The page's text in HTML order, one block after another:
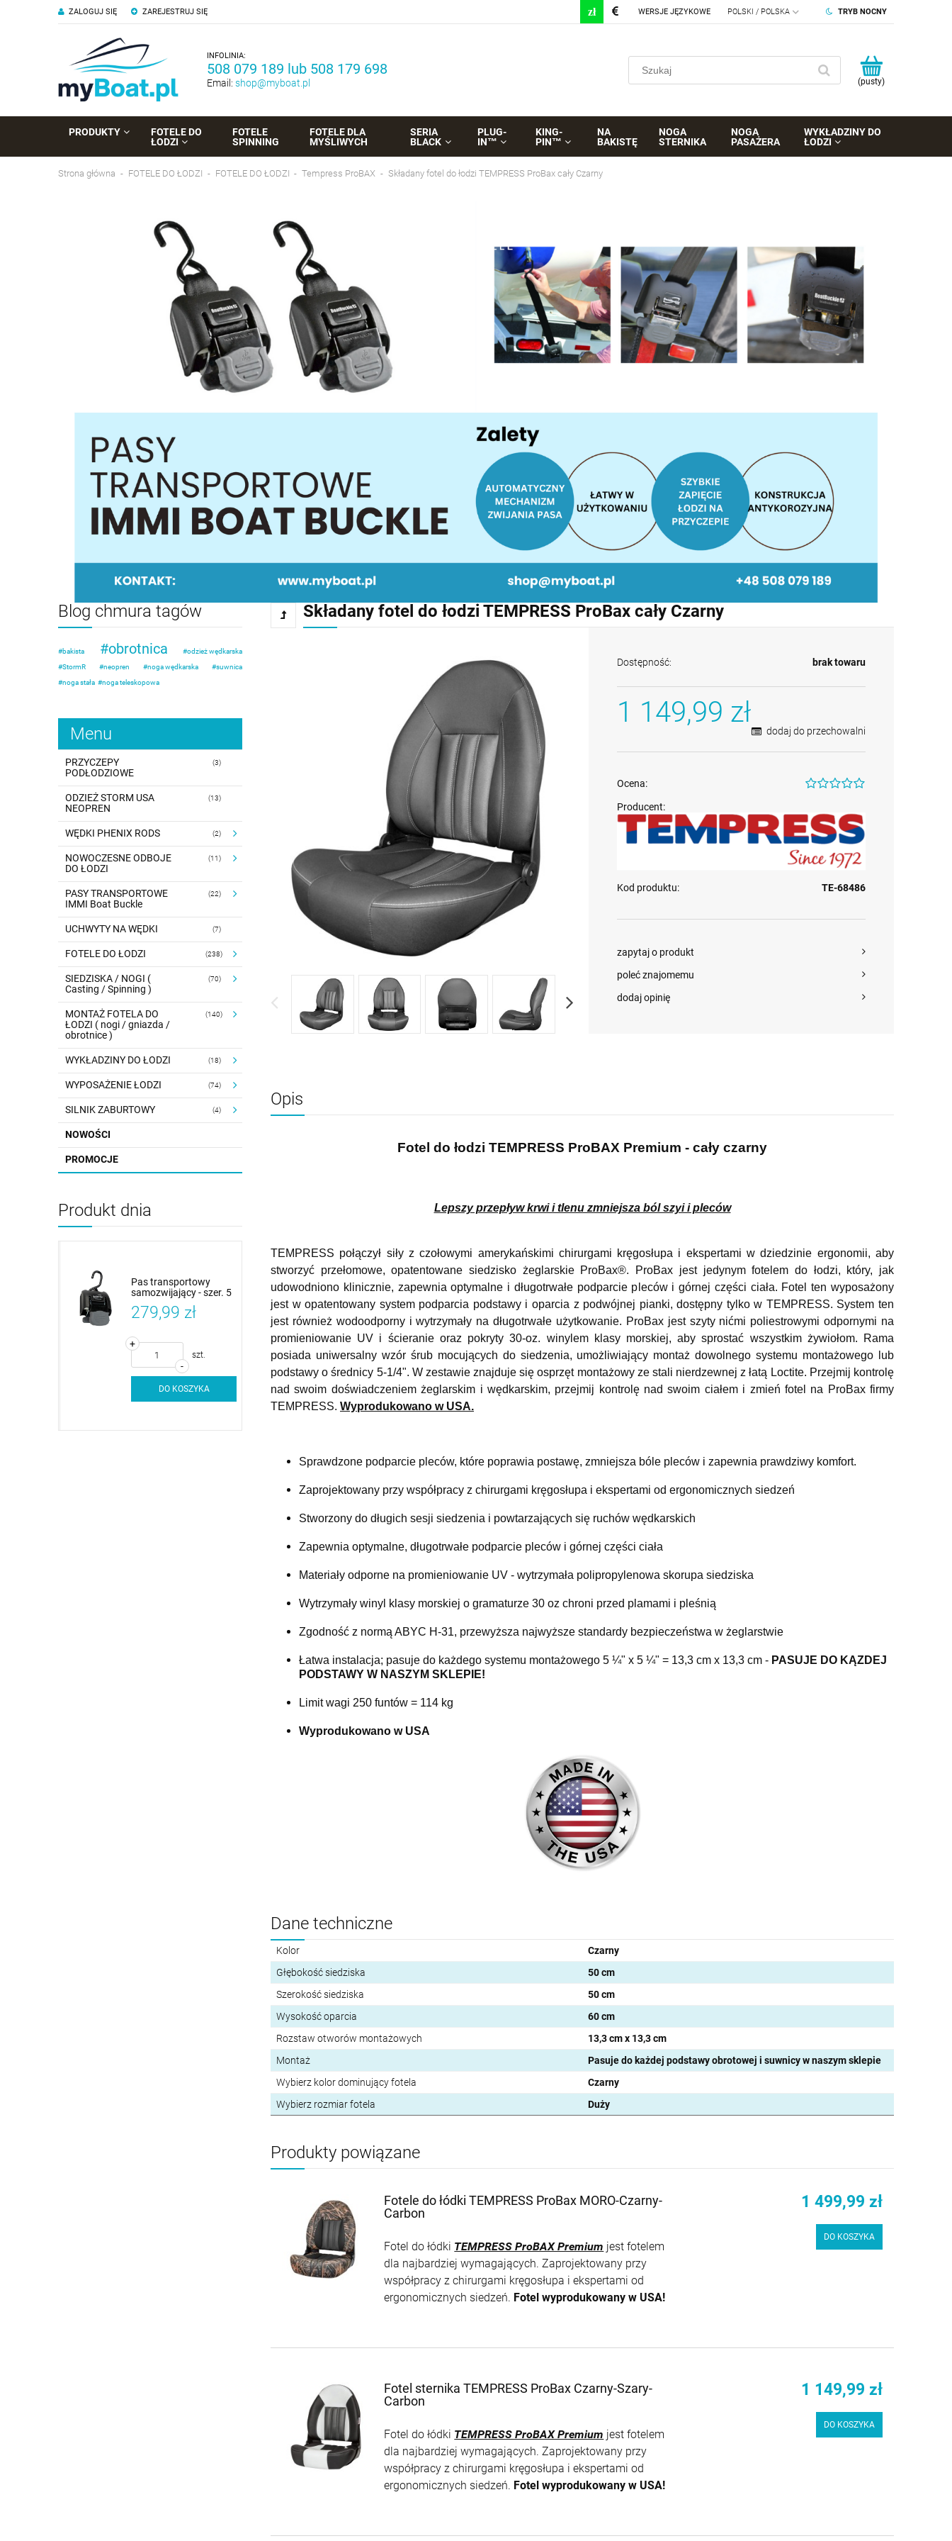
ZAREJESTRUJ SIĘ
ZALOGUJ SIĘ TRYB NOCNY
WERSJE JĘZYKOWE
INFOLINIA:
508 079 189 lub 508 179 698
Email: shop@myboat.pl (pusty)
PRODUKTY
FOTELE DO
ŁODZI
FOTELE
SPINNING
FOTELE DLA
MYŚLIWYCH
SERIA
BLACK
PLUG-
IN™
KING-
PIN™
NA
BAKISTĘ
NOGA
STERNIKA
NOGA
PASAŻERA
WYKŁADZINY DO
ŁODZI
Strona główna FOTELE DO ŁODZI FOTELE DO ŁODZI Tempress ProBAX Składany fotel do łodzi TEMPRESS ProBax cały Czarny
Blog chmura tagów
bakista obrotnica
odzież wędkarska
StormR
neopren noga wędkarska
suwnica
noga stała
noga teleskopowa
Menu
PRZYCZEPY
PODŁODZIOWE
(3)
ODZIEŻ STORM USA
NEOPREN
(13)
WĘDKI PHENIX RODS (2)
NOWOCZESNE ODBOJE
DO ŁODZI
(11)
PASY TRANSPORTOWE
IMMI Boat Buckle
(22)
UCHWYTY NA WĘDKI (7)
FOTELE DO ŁODZI (238)
SIEDZISKA / NOGI (
Casting / Spinning )
(70)
MONTAŻ FOTELA DO
ŁODZI ( nogi / gniazda /
obrotnice )
(140)
WYKŁADZINY DO ŁODZI (18)
WYPOSAŻENIE ŁODZI (74)
SILNIK ZABURTOWY (4)
NOWOŚCI
PROMOCJE
Produkt dnia
Pas transportowy
samozwijający - szer. 5
cm, dł. 110 cm -
NAJCZĘŚCIEJ
WYBIERANY PAS
PRZEZ KLIENTÓW
279,99 zł
-
+
szt.
DO KOSZYKA
Seria BLACK Knaga do
łodzi składana ze stali
nierdzewnej - dł. 115
249,99 zł
+
szt.
DO KOSZYKA
Seria BLACK Obrotowa
podstawa fotela z
blokadą obrotu pod
nogę fotela 2-3/8 cala
249,99 zł
+
szt.
DO KOSZYKA
Składany fotel
spinningowy PREMIUM
Grafitowy Siedzisko
Springfield
399,99 zł
-
+
szt.
DO KOSZYKA
Składany fotel do łodzi TEMPRESS ProBax cały Czarny
Dostępność: brak towaru
1 149,99 zł
dodaj do przechowalni
Ocena:
Producent:
Kod produktu: TE-68486
zapytaj o produkt
poleć znajomemu
dodaj opinię
Opis
Fotel do łodzi TEMPRESS ProBAX Premium - cały czarny
Lepszy przepływ krwi i tlenu zmniejsza ból szyi i pleców
TEMPRESS połączył siły z czołowymi amerykańskimi chirurgami kręgosłupa i ekspertami w dziedzinie ergonomii, aby
stworzyć przełomowe, opatentowane siedzisko żeglarskie ProBax®. ProBax jest jedynym fotelem do łodzi, który, jak
udowodniono klinicznie, zapewnia optymalne i długotrwałe podparcie pleców i górnej części ciała. Fotel ten wyposażony
jest w opatentowany system podparcia podstawy i oparcia z podwójnej pianki, dostępny tylko w TEMPRESS. System ten
jest również wodoodporny i wytrzymały na długotrwałe użytkowanie. ProBax jest szyty nićmi poliestrowymi odpornymi na
promieniowanie UV i ścieranie oraz pokryty 30-oz. winylem klasy morskiej, aby sprostać wszystkim żywiołom. Rama
posiada uniwersalny wzór śrub mocujących do siedzenia, umożliwiający montaż dowolnego systemu montażowego lub
podstawy o średnicy 5-1/4". W zestawie znajduje się osprzęt montażowy ze stali nierdzewnej z łatą Loctite. Przejmij kontrolę
nad swoim doświadczeniem żeglarskim i wędkarskim, przejmij kontrolę nad swoim ciałem i zmień fotel na ProBax firmy
TEMPRESS. Wyprodukowano w USA.
Sprawdzone podparcie pleców, które poprawia postawę, zmniejsza bóle pleców i zapewnia prawdziwy komfort.
Zaprojektowany przy współpracy z chirurgami kręgosłupa i ekspertami od ergonomicznych siedzeń
Stworzony do długich sesji siedzenia i powtarzających się ruchów wędkarskich
Zapewnia optymalne, długotrwałe podparcie pleców i górnej części ciała
Materiały odporne na promieniowanie UV - wytrzymała polipropylenowa skorupa siedziska
Wytrzymały winyl klasy morskiej o gramaturze 30 oz chroni przed plamami i pleśnią
Zgodność z normą ABYC H-31, przewyższa najwyższe standardy bezpieczeństwa w żeglarstwie
Łatwa instalacja; pasuje do każdego systemu montażowego 5 ¼" x 5 ¼" = 13,3 cm x 13,3 cm - PASUJE DO KĄZDEJ
PODSTAWY W NASZYM SKLEPIE!
Limit wagi 250 funtów = 114 kg
Wyprodukowano w USA
Dane techniczne
Kolor
Czarny
Głębokość siedziska
50 cm
Szerokość siedziska
50 cm
Wysokość oparcia
60 cm
Rozstaw otworów montażowych
13,3 cm x 13,3 cm
Montaż
Pasuje do każdej podstawy obrotowej i suwnicy w naszym sklepie
Wybierz kolor dominujący fotela
Czarny
Wybierz rozmiar fotela
Duży
Produkty powiązane
Fotele do łódki TEMPRESS ProBax MORO-Czarny-
Carbon
Fotel do łódki TEMPRESS ProBAX Premium jest fotelem
dla najbardziej wymagających. Zaprojektowany przy
współpracy z chirurgami kręgosłupa i ekspertami od
ergonomicznych siedzeń. Fotel wyprodukowany w USA!
1 499,99 zł
DO KOSZYKA
Fotel sternika TEMPRESS ProBax Czarny-Szary-
Carbon
Fotel do łódki TEMPRESS ProBAX Premium jest fotelem
dla najbardziej wymagających. Zaprojektowany przy
współpracy z chirurgami kręgosłupa i ekspertami od
ergonomicznych siedzeń. Fotel wyprodukowany w USA!
1 149,99 zł
DO KOSZYKA